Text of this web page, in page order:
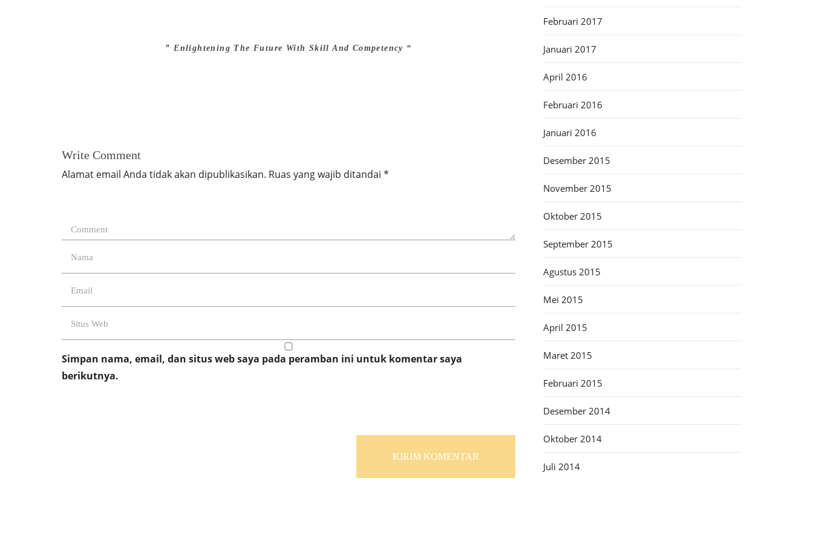
” Enlightening The Future With Skill And Competency “
Write Comment
Alamat email Anda tidak akan dipublikasikan. Ruas yang wajib ditandai *
Simpan nama, email, dan situs web saya pada peramban ini untuk komentar saya
berikutnya.
Februari 2017
Januari 2017
April 2016
Februari 2016
Januari 2016
Desember 2015
November 2015
Oktober 2015
September 2015
Agustus 2015
Mei 2015
April 2015
Maret 2015
Februari 2015
Desember 2014
Oktober 2014
Juli 2014